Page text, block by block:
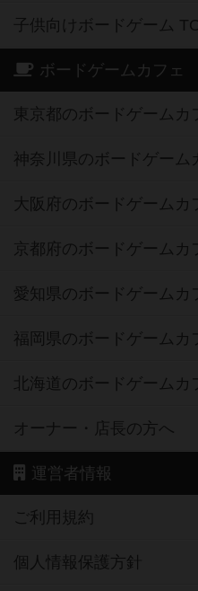
子供向けボードゲーム
ボードゲームカフェ
東京都のボードゲームカ
神奈川県のボードゲーム
大阪府のボードゲームカ
京都府のボードゲームカ
愛知県のボードゲームカ
福岡県のボードゲームカ
北海道のボードゲームカ
オーナー・店長の方へ
運営者情報
ご利用規約
個人情報保護方針